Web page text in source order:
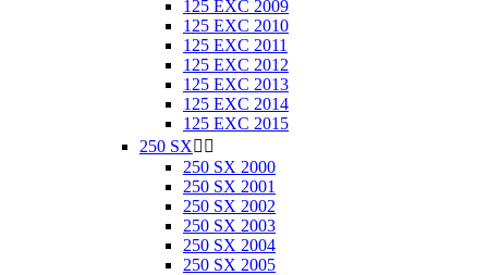
125 EXC 2009
125 EXC 2010
125 EXC 2011
125 EXC 2012
125 EXC 2013
125 EXC 2014
125 EXC 2015
250 SX 
250 SX 2000
250 SX 2001
250 SX 2002
250 SX 2003
250 SX 2004
250 SX 2005